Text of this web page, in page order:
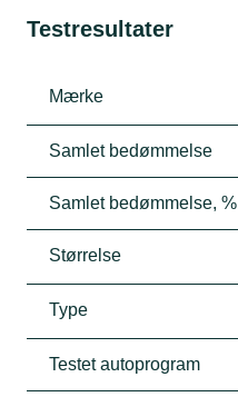
Testresultater
Mærke
Samlet bedømmelse
Samlet bedømmelse, %
Størrelse
Type
Testet autoprogram